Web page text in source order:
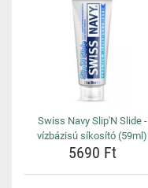
Swiss Navy Slip'N Slide -
vízbázisú síkosító (59ml)
5690 Ft